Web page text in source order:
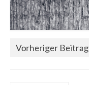
Vorheriger Beitrag